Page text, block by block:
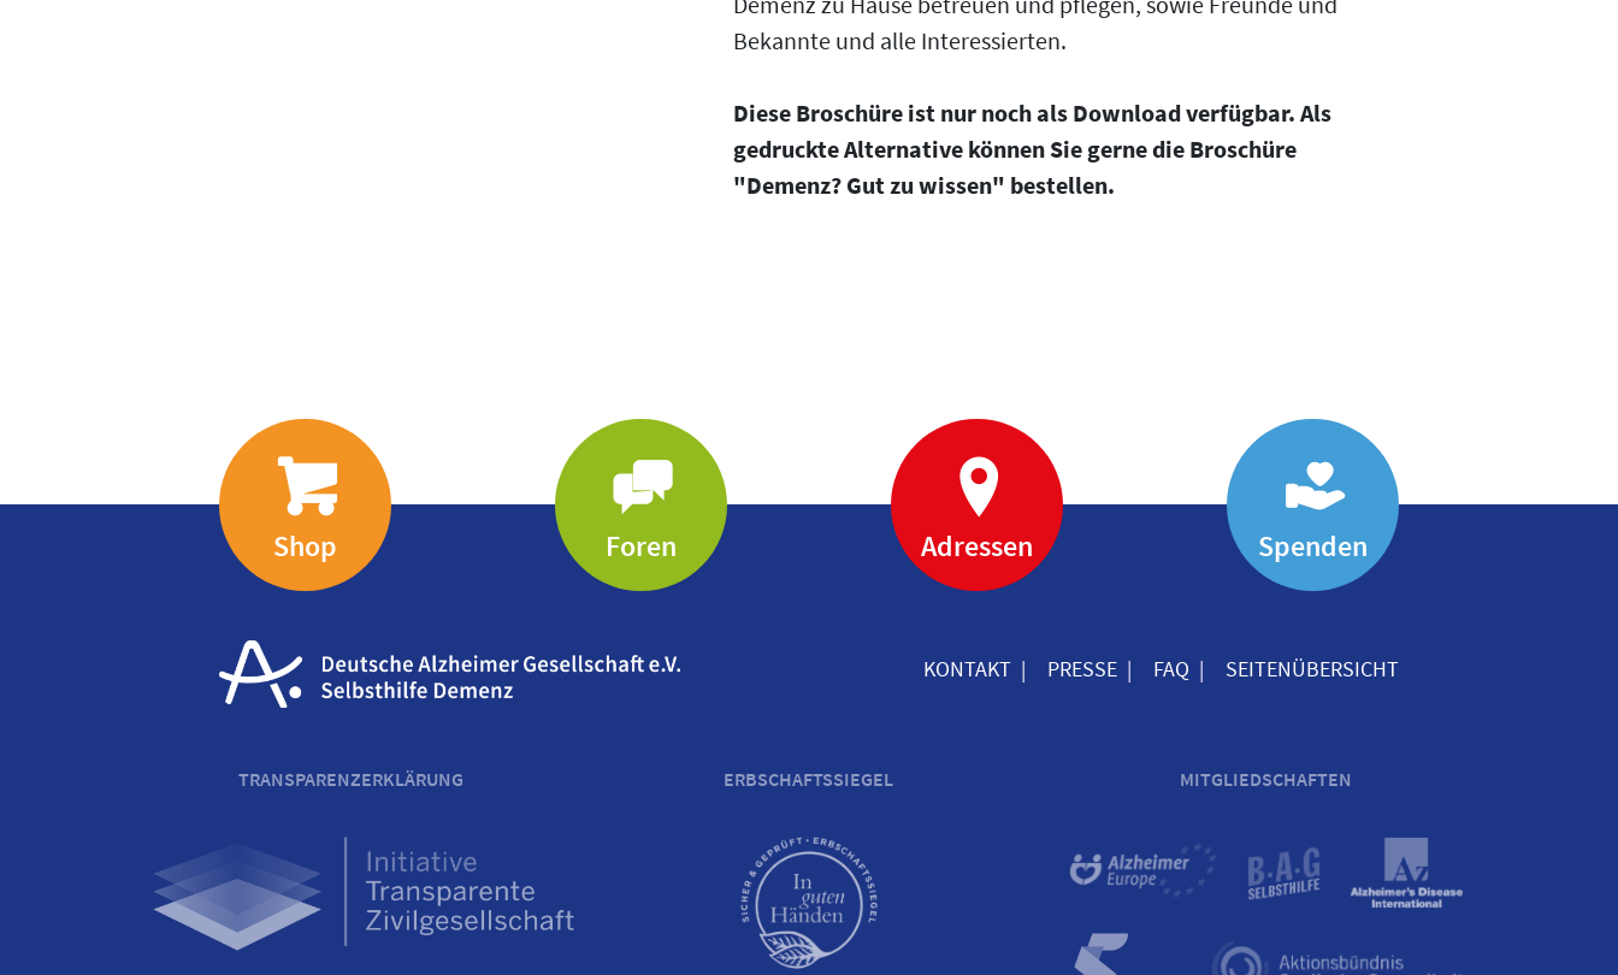
Bekannte und alle Interessierten.
Diese Broschüre ist nur noch als Download verfügbar. Als
gedruckte Alternative können Sie gerne die Broschüre
"Demenz? Gut zu wissen" bestellen.
Shop Foren Adressen Spenden
KONTAKT PRESSE FAQ SEITENÜBERSICHT
TRANSPARENZERKLÄRUNG ERBSCHAFTSSIEGEL MITGLIEDSCHAFTEN